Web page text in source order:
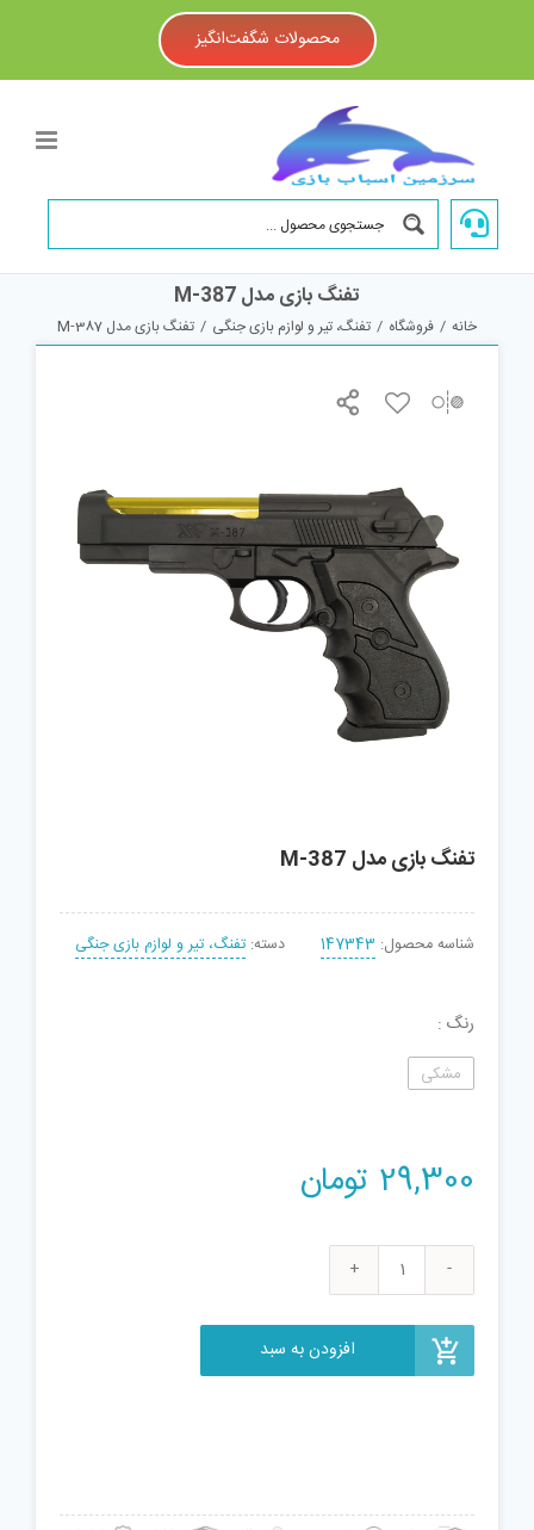
محصولات شگفت‌انگیز
تفنگ بازی مدل M-387
خانه / فروشگاه / تفنگ، تیر و لوازم بازی جنگی / تفنگ بازی مدل M-387
تفنگ بازی مدل M-387
شناسه محصول: 147343 دسته: تفنگ، تیر و لوازم بازی جنگی
رنگ
مشکی
29,300 تومان
تفنگ
افزودن به سبد